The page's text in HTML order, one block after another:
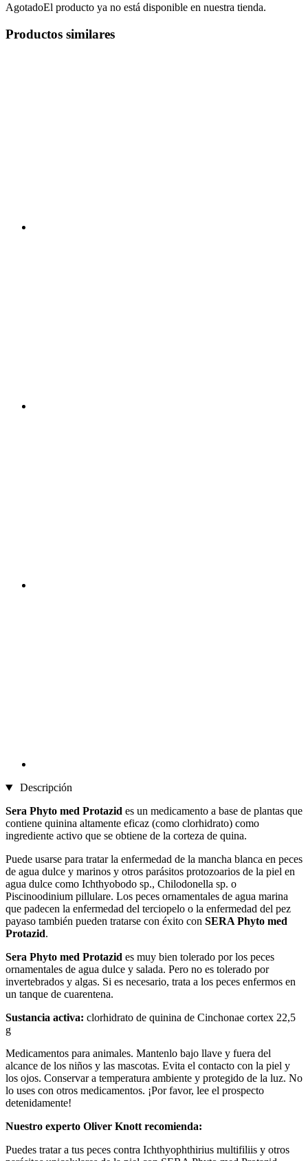
AgotadoEl producto ya no está disponible en nuestra tienda.
Productos similares
Descripción
Sera Phyto med Protazid es un medicamento a base de plantas que
contiene quinina altamente eficaz (como clorhidrato) como
ingrediente activo que se obtiene de la corteza de quina.
Puede usarse para tratar la enfermedad de la mancha blanca en peces
de agua dulce y marinos y otros parásitos protozoarios de la piel en
agua dulce como Ichthyobodo sp., Chilodonella sp. o
Piscinoodinium pillulare. Los peces ornamentales de agua marina
que padecen la enfermedad del terciopelo o la enfermedad del pez
payaso también pueden tratarse con éxito con SERA Phyto med
Protazid.
Sera Phyto med Protazid es muy bien tolerado por los peces
ornamentales de agua dulce y salada. Pero no es tolerado por
invertebrados y algas. Si es necesario, trata a los peces enfermos en
un tanque de cuarentena.
Sustancia activa: clorhidrato de quinina de Cinchonae cortex 22,5
g
Medicamentos para animales. Mantenlo bajo llave y fuera del
alcance de los niños y las mascotas. Evita el contacto con la piel y
los ojos. Conservar a temperatura ambiente y protegido de la luz. No
lo uses con otros medicamentos. ¡Por favor, lee el prospecto
detenidamente!
Nuestro experto Oliver Knott recomienda:
Puedes tratar a tus peces contra Ichthyophthirius multifiliis y otros